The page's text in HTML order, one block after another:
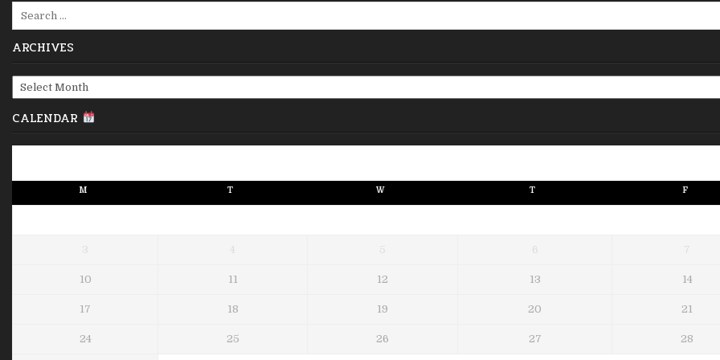
ARCHIVES
Archives
CALENDAR
M T W T F
3 4 5 6 7
10 11 12 13 14
17 18 19 20 21
24 25 26 27 28